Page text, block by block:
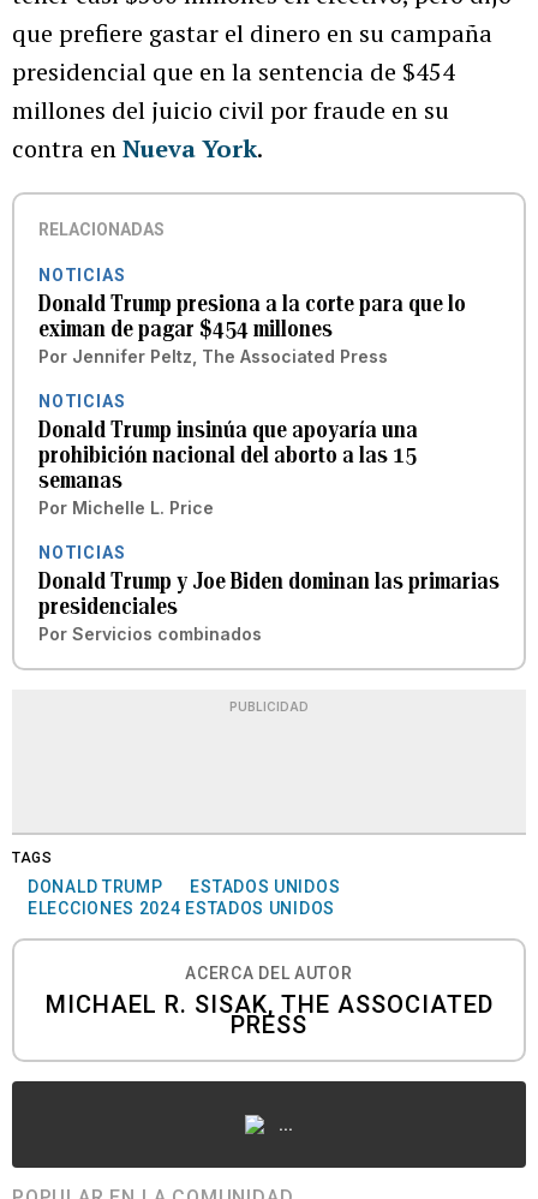
que prefiere gastar el dinero en su campaña
presidencial que en la sentencia de $454
millones del juicio civil por fraude en su
contra enNueva York.
RELACIONADAS
NOTICIAS
Donald Trump presiona a la corte para que lo
eximan de pagar $454 millones
Por Jennifer Peltz, The Associated Press
NOTICIAS
Donald Trump insinúa que apoyaría una
prohibición nacional del aborto a las 15
semanas
Por Michelle L. Price
NOTICIAS
Donald Trump y Joe Biden dominan las primarias
presidenciales
Por Servicios combinados
PUBLICIDAD
TAGS
DONALD TRUMP
ESTADOS UNIDOS
ELECCIONES 2024 ESTADOS UNIDOS
ACERCA DEL AUTOR
MICHAEL R. SISAK, THE ASSOCIATED
PRESS
...